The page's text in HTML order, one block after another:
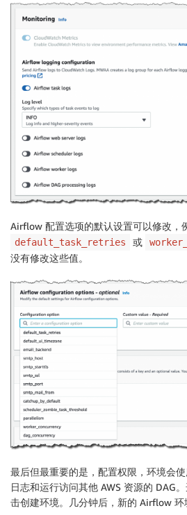
Airflow 配置选项的默认设置可以修改，
default_task_retries 或
没有修改这些值。
最后但最重要的是，配置权限 ，环境会
日志和运行访问其他 AWS 资源的 DAG
击创建环境。几分钟后，新的 Airflow 环